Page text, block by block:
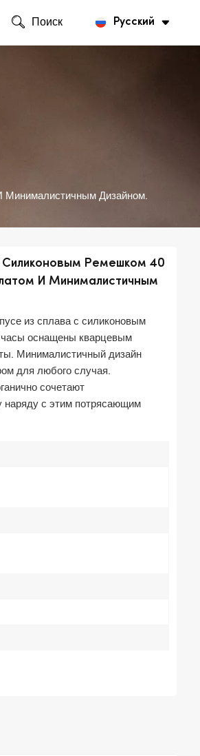
Поиск Русский
Дизайном.
Ремешком 40
И Минималистичным
из сплава с силиконовым
часы оснащены кварцевым
Минималистичный дизайн
для любого случая.
сочетают
наряду с этим потрясающим